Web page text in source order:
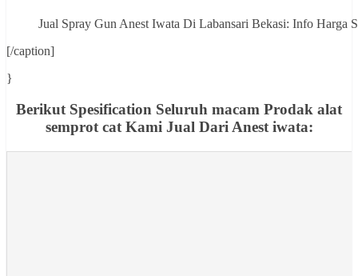
Jual Spray Gun Anest Iwata Di Labansari Bekasi: Info
[/caption]
}
Berikut Spesification Seluruh macam Prodak alat
semprot cat Kami Jual Dari Anest iwata: